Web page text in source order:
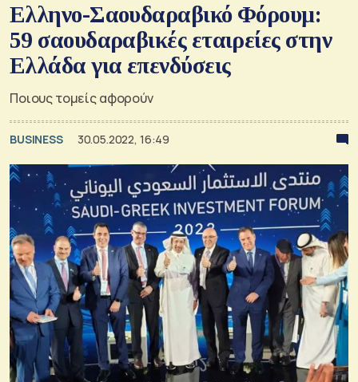
Ελληνο-Σαουδαραβικό Φόρουμ:
59 σαουδαραβικές εταιρείες στην
Ελλάδα για επενδύσεις
Ποιους τομείς αφορούν
BUSINESS 30.05.2022, 16:49